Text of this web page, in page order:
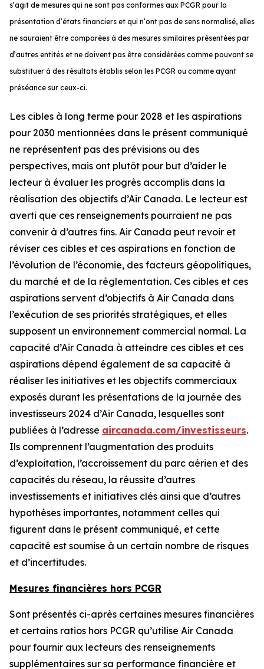
s’agit de mesures qui ne sont pas conformes aux PCGR pour la
présentation d’états financiers et qui n’ont pas de sens normalisé, elles
ne sauraient être comparées à des mesures similaires présentées par
d’autres entités et ne doivent pas être considérées comme pouvant se
substituer à des résultats établis selon les PCGR ou comme ayant
préséance sur ceux-ci.
Les cibles à long terme pour 2028 et les aspirations
pour 2030 mentionnées dans le présent communiqué
ne représentent pas des prévisions ou des
perspectives, mais ont plutôt pour but d’aider le
lecteur à évaluer les progrès accomplis dans la
réalisation des objectifs d’Air Canada. Le lecteur est
averti que ces renseignements pourraient ne pas
convenir à d’autres fins. Air Canada peut revoir et
réviser ces cibles et ces aspirations en fonction de
l’évolution de l’économie, des facteurs géopolitiques,
du marché et de la réglementation. Ces cibles et ces
aspirations servent d’objectifs à Air Canada dans
l’exécution de ses priorités stratégiques, et elles
supposent un environnement commercial normal. La
capacité d’Air Canada à atteindre ces cibles et ces
aspirations dépend également de sa capacité à
réaliser les initiatives et les objectifs commerciaux
exposés durant les présentations de la journée des
investisseurs 2024 d’Air Canada, lesquelles sont
publiées à l’adresse aircanada.com/investisseurs.
Ils comprennent l’augmentation des produits
d’exploitation, l’accroissement du parc aérien et des
capacités du réseau, la réussite d’autres
investissements et initiatives clés ainsi que d’autres
hypothèses importantes, notamment celles qui
figurent dans le présent communiqué, et cette
capacité est soumise à un certain nombre de risques
et d’incertitudes.
Mesures financières hors PCGR
Sont présentés ci-après certaines mesures financières
et certains ratios hors PCGR qu’utilise Air Canada
pour fournir aux lecteurs des renseignements
supplémentaires sur sa performance financière et